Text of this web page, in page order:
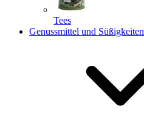
Tees
Genussmittel und Süßigkeiten